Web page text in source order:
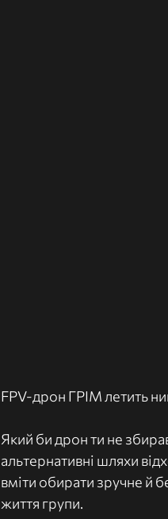
FPV-дрон ГРІМ летить
Який би дрон ти не
альтернативні шляхи
вміти обирати зручне й
життя групи.